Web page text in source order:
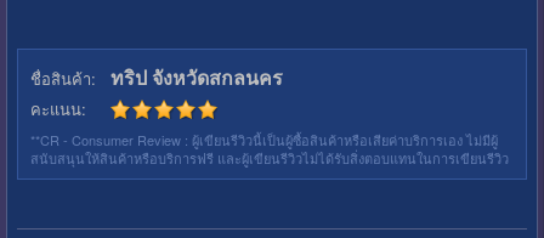
ชื่อสินค้า: ทริป จังหวัดสกลนคร
คะแนน:
**CR - Consumer Review : ผู้เขียนรีวิวนี้เป็นผู้ซื้อสินค้าหรือเสียค่าบริการเอง ไม่มีผู้
สนับสนุนให้สินค้าหรือบริการฟรี และผู้เขียนรีวิวไม่ได้รับสิ่งตอบแทนในการเขียนรีวิว